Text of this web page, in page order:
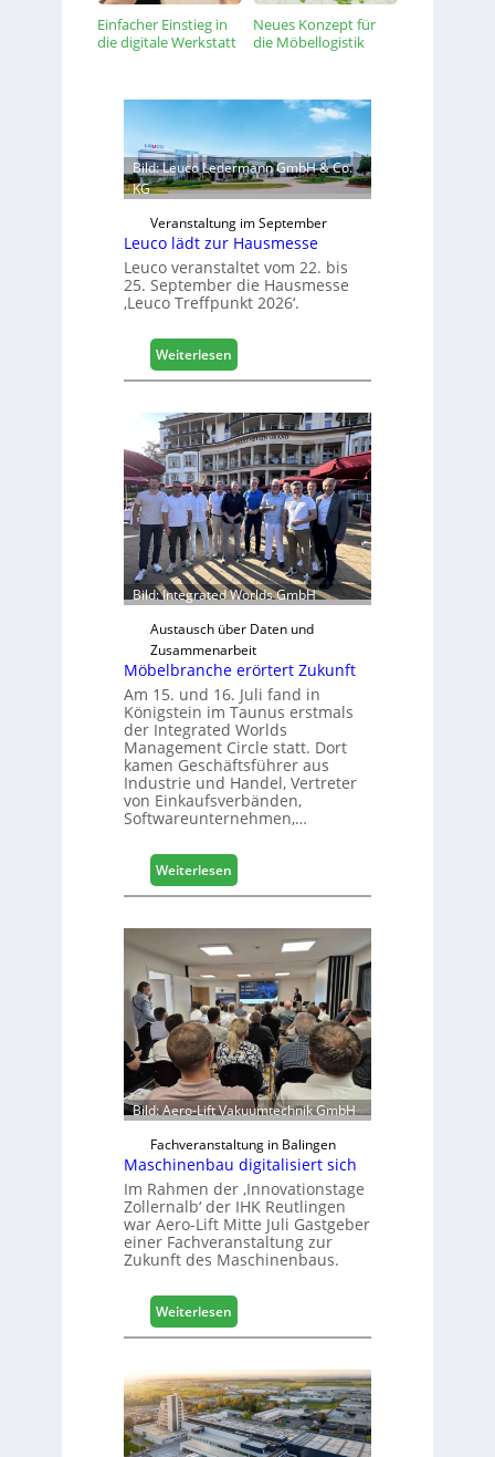
Einfacher Einstieg in
die digitale Werkstatt
Neues Konzept für
die Möbellogistik
Bild: Leuco Ledermann GmbH & Co.
KG
Veranstaltung im September
Leuco lädt zur Hausmesse
Leuco veranstaltet vom 22. bis
25. September die Hausmesse
‚Leuco Treffpunkt 2026‘.
Weiterlesen:
L
u
c
o
l
ä
d
t
z
u
r
H
a
u
m
e
s
s
e
Bild: Integrated Worlds GmbH
Austausch über Daten und
Zusammenarbeit
Möbelbranche erörtert Zukunft
Am 15. und 16. Juli fand in
Königstein im Taunus erstmals
der Integrated Worlds
Management Circle statt. Dort
kamen Geschäftsführer aus
Industrie und Handel, Vertreter
von Einkaufsverbänden,
Softwareunternehmen,…
Weiterlesen:
M
b
e
l
b
r
a
n
h
e
e
r
ö
r
t
e
r
Z
u
u
n
f
t
Bild: Aero-Lift Vakuumtechnik GmbH
Fachveranstaltung in Balingen
Maschinenbau digitalisiert sich
Im Rahmen der ‚Innovationstage
Zollernalb‘ der IHK Reutlingen
war Aero-Lift Mitte Juli Gastgeber
einer Fachveranstaltung zur
Zukunft des Maschinenbaus.
Weiterlesen:
M
s
c
h
i